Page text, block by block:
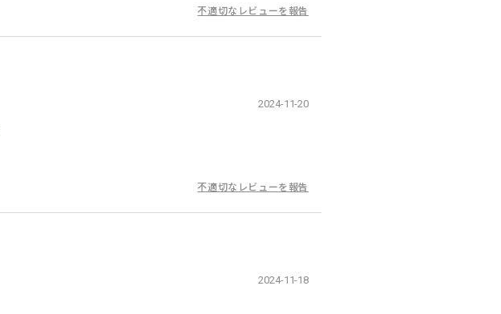
不適切なレビューを報告
2024-11-20
不適切なレビューを報告
2024-11-18